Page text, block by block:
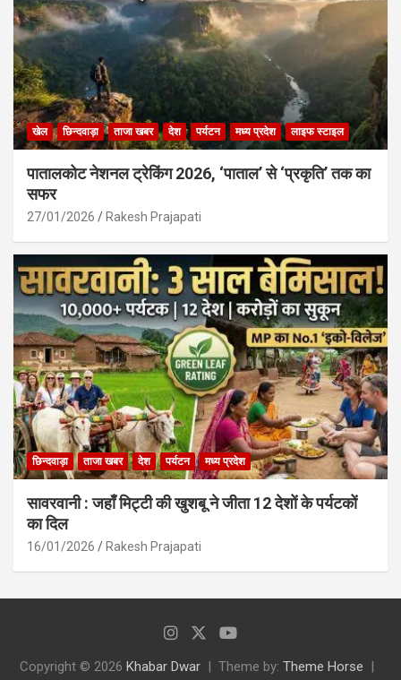
खेल छिन्दवाड़ा ताजा खबर देश पर्यटन मध्य प्रदेश लाइफ स्टाइल
पातालकोट नेशनल ट्रेकिंग 2026, ‘पाताल’ से ‘प्रकृति’ तक का
सफर
27/01/2026 Rakesh Prajapati
छिन्दवाड़ा ताजा खबर देश पर्यटन मध्य प्रदेश
सावरवानी : जहाँ मिट्टी की खुशबू ने जीता 12 देशों के पर्यटकों
का दिल
16/01/2026 Rakesh Prajapati
Copyright © 2026 Khabar Dwar Theme by: Theme Horse